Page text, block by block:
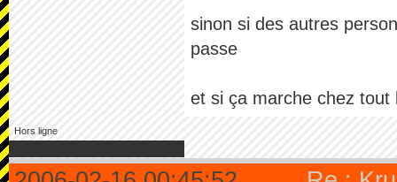
sinon si des autres
passe
et si ça marche chez
Hors ligne